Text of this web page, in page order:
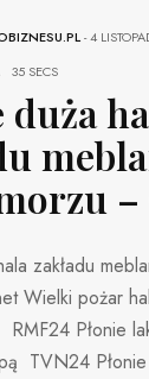
-4
35 SECS
duża
zakładu
Wielki pożar
Płonie
TVN24 Płonie